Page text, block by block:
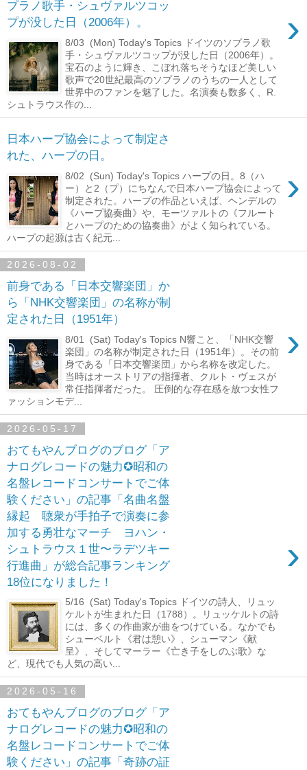
プラノ歌手・シュヴァルツコッ
プが没した日（2006年）。
›
8/03 (Mon) Today's Topics ドイツのソプラノ歌
手・シュヴァルツコップが没した日（2006年）。
宝石のように輝き、こぼれ落ちそうなほど美しい
歌声で20世紀最高のソプラノのうちの一人として
世界中のファンを魅了した。名演奏も数多く、R.
シュトラウス作の...
日本ハープ協会によって制定さ
れた、ハープの日。
›
8/02 (Sun) Today's Topics ハープの日。8（ハ
ー）と2（プ）にちなんで日本ハープ協会によって
制定された。ハープの作品といえば、ヘンデルの
《ハープ協奏曲》や、モーツァルトの《フルート
とハープのための協奏曲》がよく知られている。
ハープの起源は古く紀元...
2026-08-02
前身である「日本交響楽団」か
ら「NHK交響楽団」の名称が制
定された日（1951年）
›
8/01 (Sat) Today's Topics N響こと、「NHK交響
楽団」の名称が制定された日（1951年）。その前
身である「日本交響楽団」から名称を改定した。
当時はオーストリアの指揮者、クルト・ヴェスが
常任指揮者だった。 圧倒的な存在感を放つ女性フ
ァッションモデ...
2026-05-17
おてもやんブログのブログ「ア
ナログレコードの魅力✪昭和の
名盤レコードコンサートでご体
験ください」の記事「名曲名盤
縁起 聴衆が手拍子で演奏に参
加する勇壮なマーチ ヨハン・
シュトラウス１世〜ラデツキー
行進曲」が総合記事ランキング
18位になりました！
›
5/16 (Sat) Today's Topics ドイツの詩人、リュッ
ケルトが生まれた日（1788）。リュッケルトの詩
には、多くの作曲家が曲をつけている。なかでも
シューベルト《君は憩い》、シューマン《献
呈》、そしてマーラー《亡き子をしのぶ歌》な
ど、現代でも人気の高い...
2026-05-16
おてもやんブログのブログ「ア
ナログレコードの魅力✪昭和の
名盤レコードコンサートでご体
験ください」の記事「奇跡の証